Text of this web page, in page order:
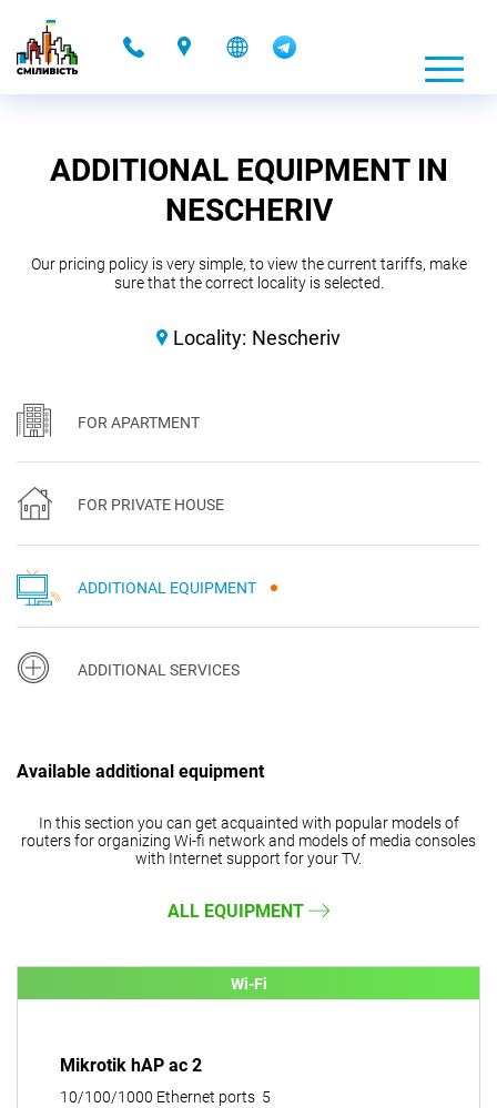
ADDITIONAL EQUIPMENT IN
NESCHERIV
Our pricing policy is very simple, to view the current tariffs, make
sure that the correct locality is selected.
Locality: Nescheriv
FOR APARTMENT
FOR PRIVATE HOUSE
ADDITIONAL EQUIPMENT
ADDITIONAL SERVICES
Available additional equipment
In this section you can get acquainted with popular models of
routers for organizing Wi-fi network and models of media consoles
with Internet support for your TV.
ALL EQUIPMENT
Wi-Fi
Mikrotik hAP ac 2
10/100/1000 Ethernet ports 5